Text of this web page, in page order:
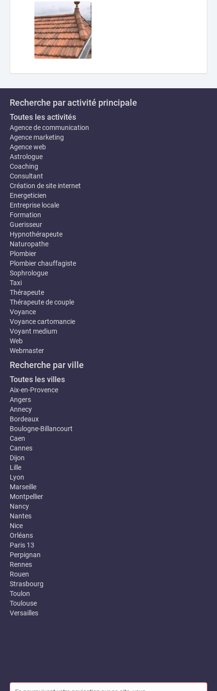
Recherche par activité principale
Toutes les activités
Agence de communication
Agence marketing
Agence web
Astrologue
Coaching
Consultant
Création de site internet
Energeticien
Entreprise locale
Formation
Guerisseur
Hypnothérapeute
Naturopathe
Plombier
Plombier chauffagiste
Sophrologue
Taxi
Thérapeute
Thérapeute de couple
Voyance
Voyance cartomancie
Voyant medium
Web
Webmaster
Recherche par ville
Toutes les villes
Aix-en-Provence
Angers
Annecy
Bordeaux
Boulogne-Billancourt
Caen
Cannes
Dijon
Lille
Lyon
Marseille
Montpellier
Nancy
Nantes
Nice
Orléans
Paris 13
Perpignan
Rennes
Rouen
Strasbourg
Toulon
Toulouse
Versailles